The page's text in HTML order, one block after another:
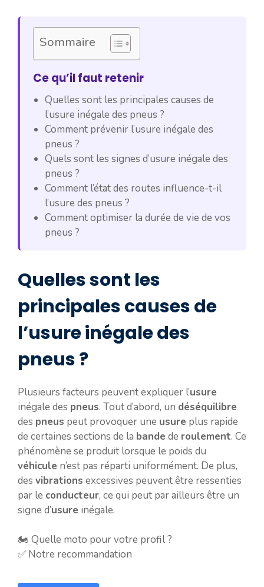
Sommaire
Ce qu’il faut retenir
Quelles sont les principales causes de
l’usure inégale des pneus ?
Comment prévenir l’usure inégale des
pneus ?
Quels sont les signes d’usure inégale des
pneus ?
Comment l’état des routes influence-t-il
l’usure des pneus ?
Comment optimiser la durée de vie de vos
pneus ?
Quelles sont les
principales causes de
l’usure inégale des
pneus ?
Plusieurs facteurs peuvent expliquer l’usure
inégale des pneus. Tout d’abord, un déséquilibre
des pneus peut provoquer une usure plus rapide
de certaines sections de la bande de roulement. Ce
phénomène se produit lorsque le poids du
véhicule n’est pas réparti uniformément. De plus,
des vibrations excessives peuvent être ressenties
par le conducteur, ce qui peut par ailleurs être un
signe d’usure inégale.
🏍️ Quelle moto pour votre profil ?
✅ Notre recommandation